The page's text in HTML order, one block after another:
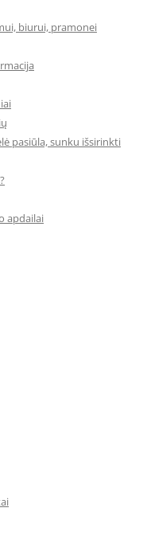
biurui, pramonei
pasiūla, sunku išsirinkti
apdailai